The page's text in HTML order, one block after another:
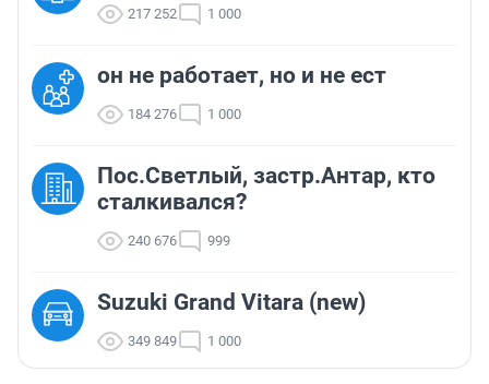
217 252 1 000
он не работает, но и не ест
184 276 1 000
Пос.Светлый, застр.Антар, кто
сталкивался?
240 676 999
Suzuki Grand Vitara (new)
349 849 1 000